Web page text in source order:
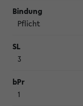
Pflicht
3
1